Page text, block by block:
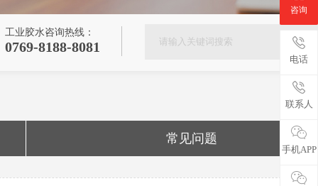
工业胶水咨询热线：
0769-8188-8081
常见问题
咨询
电话
联系人
手机APP